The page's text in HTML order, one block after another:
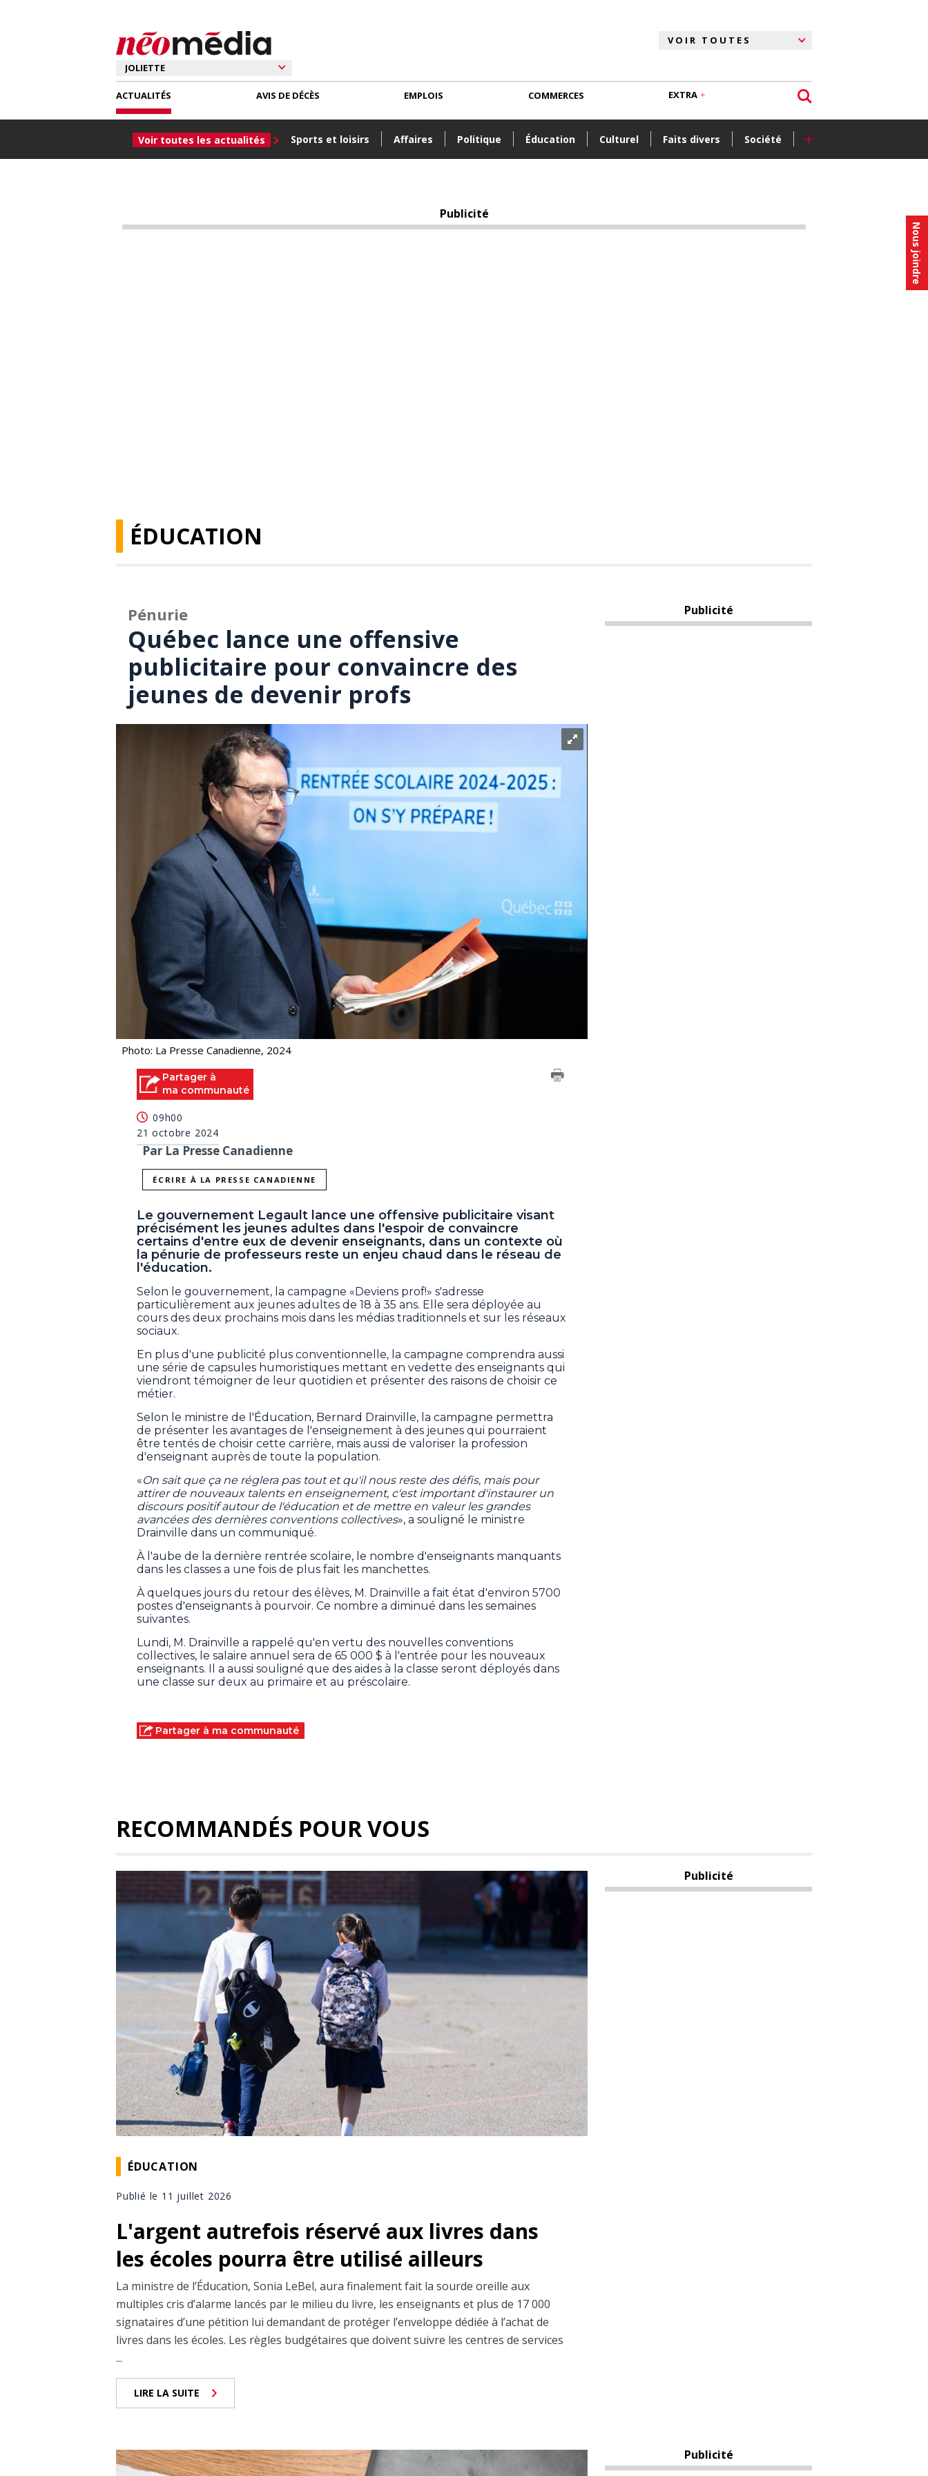
Nous joindre
ACTUALITÉS
Voir toutes les actualités Sports et loisirs Affaires Politique Éducation Culturel Faits divers Société +
AVIS DE DÉCÈS EMPLOIS COMMERCES EXTRA
Publicité
ÉDUCATION
Pénurie
Québec lance une offensive
publicitaire pour convaincre des
jeunes de devenir profs
Photo: La Presse Canadienne, 2024
Partager à
ma communauté
09h00
21 octobre 2024
Par La Presse Canadienne
ÉCRIRE À LA PRESSE CANADIENNE
Le gouvernement Legault lance une offensive publicitaire visant
précisément les jeunes adultes dans l'espoir de convaincre
certains d'entre eux de devenir enseignants, dans un contexte où
la pénurie de professeurs reste un enjeu chaud dans le réseau de
l'éducation.
Selon le gouvernement, la campagne «Deviens prof!» s'adresse
particulièrement aux jeunes adultes de 18 à 35 ans. Elle sera déployée au
cours des deux prochains mois dans les médias traditionnels et sur les réseaux
sociaux.
En plus d'une publicité plus conventionnelle, la campagne comprendra aussi
une série de capsules humoristiques mettant en vedette des enseignants qui
viendront témoigner de leur quotidien et présenter des raisons de choisir ce
métier.
Selon le ministre de l'Éducation, Bernard Drainville, la campagne permettra
de présenter les avantages de l'enseignement à des jeunes qui pourraient
être tentés de choisir cette carrière, mais aussi de valoriser la profession
d'enseignant auprès de toute la population.
«On sait que ça ne réglera pas tout et qu'il nous reste des défis, mais pour
attirer de nouveaux talents en enseignement, c'est important d'instaurer un
discours positif autour de l'éducation et de mettre en valeur les grandes
avancées des dernières conventions collectives», a souligné le ministre
Drainville dans un communiqué.
À l'aube de la dernière rentrée scolaire, le nombre d'enseignants manquants
dans les classes a une fois de plus fait les manchettes.
À quelques jours du retour des élèves, M. Drainville a fait état d'environ 5700
postes d'enseignants à pourvoir. Ce nombre a diminué dans les semaines
suivantes.
Lundi, M. Drainville a rappelé qu'en vertu des nouvelles conventions
collectives, le salaire annuel sera de 65 000 $ à l'entrée pour les nouveaux
enseignants. Il a aussi souligné que des aides à la classe seront déployés dans
une classe sur deux au primaire et au préscolaire.
Partager à ma communauté
Publicité
RECOMMANDÉS POUR VOUS
ÉDUCATION
Publié le 11 juillet 2026
L'argent autrefois réservé aux livres dans
les écoles pourra être utilisé ailleurs
La ministre de l’Éducation, Sonia LeBel, aura finalement fait la sourde oreille aux
multiples cris d’alarme lancés par le milieu du livre, les enseignants et plus de 17 000
signataires d’une pétition lui demandant de protéger l’enveloppe dédiée à l’achat de
livres dans les écoles. Les règles budgétaires que doivent suivre les centres de services
...
LIRE LA SUITE
Publicité
Publicité